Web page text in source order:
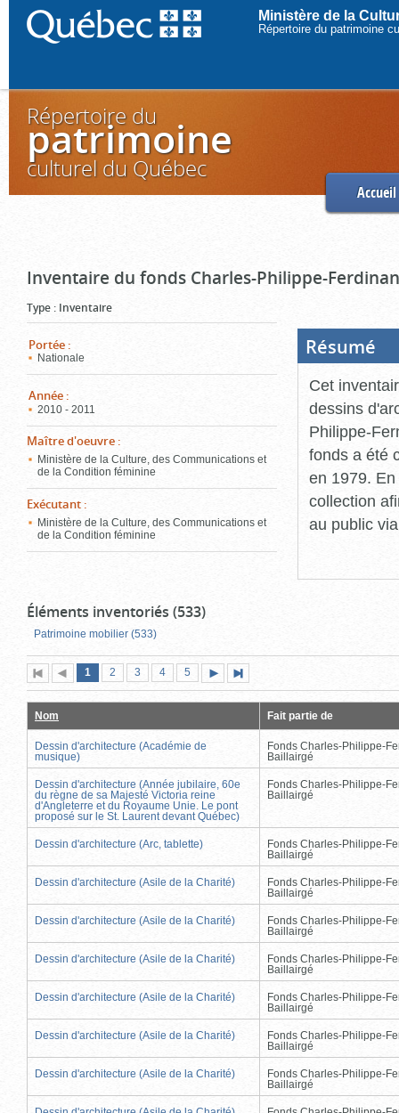
Ministère de la
Répertoire du patrimoine
Répertoire du
patrimoine
culturel du Québec
Accueil
Inventaire du fonds Charles-Philippe-
Type : Inventaire
Portée :
Nationale
Année :
2010 - 2011
Maître d'oeuvre :
Ministère de la Culture, des Communications et
de la Condition féminine
Exécutant :
Ministère de la Culture, des Communications et
de la Condition féminine
Résumé
Cet
dessins
Philippe-
fonds a été
en 1979.
collection
au public
Éléments inventoriés (533)
Patrimoine mobilier (533)
Première
page
Page
précédente
Page
1 (page
actuelle)
Page
2 Page
3 Page
4 Page
5
suivante
page
Nom Fait partie de
Dessin d'architecture (Académie de
musique)
Fonds Charles-Philippe-
Baillairgé
Dessin d'architecture (Année jubilaire, 60e
du règne de sa Majesté Victoria reine
d'Angleterre et du Royaume Unie. Le pont
proposé sur le St. Laurent devant Québec)
Fonds Charles-Philippe-
Baillairgé
Dessin d'architecture (Arc, tablette)
Fonds Charles-Philippe-
Baillairgé
Dessin d'architecture (Asile de la Charité)
Fonds Charles-Philippe-
Baillairgé
Dessin d'architecture (Asile de la Charité)
Fonds Charles-Philippe-
Baillairgé
Dessin d'architecture (Asile de la Charité)
Fonds Charles-Philippe-
Baillairgé
Dessin d'architecture (Asile de la Charité)
Fonds Charles-Philippe-
Baillairgé
Dessin d'architecture (Asile de la Charité)
Fonds Charles-Philippe-
Baillairgé
Dessin d'architecture (Asile de la Charité)
Fonds Charles-Philippe-
Baillairgé